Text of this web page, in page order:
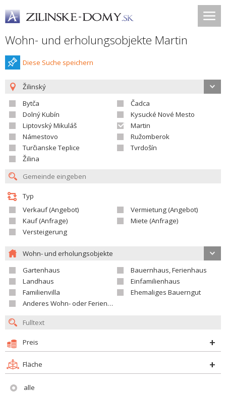
Wohn- und erholungsobjekte Martin
Diese Suche speichern
Žilinský
Bytča
Čadca
Dolný Kubín
Kysucké Nové Mesto
Liptovský Mikuláš
Martin
Námestovo
Ružomberok
Turčianske Teplice
Tvrdošín
Žilina
Typ
Verkauf (Angebot)
Vermietung (Angebot)
Kauf (Anfrage)
Miete (Anfrage)
Versteigerung
Wohn- und erholungsobjekte
Gartenhaus
Bauernhaus, Ferienhaus
Landhaus
Einfamilienhaus
Familienvilla
Ehemaliges Bauerngut
Anderes Wohn- oder Ferienobjekt
Preis
Fläche
alle